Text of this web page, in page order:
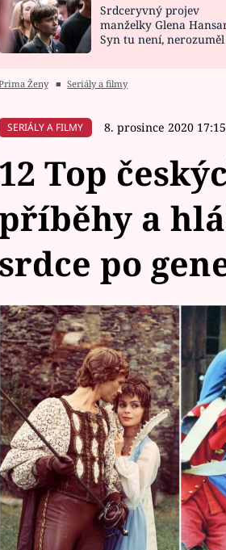
CELEBRITY
VAŘENÍ
Srdceryvný projev
manželky Glena
Syn tu není,
Ženy ■ Seriály a filmy
SERIÁLY A FILMY 8. prosince 2020 17:15
12 Top
a
srdce po